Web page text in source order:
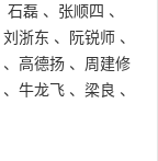
石磊 、 张顺四 、
刘浙东 、 阮锐师 、
、 高德扬 、 周建修
、 牛龙飞 、 梁良 、